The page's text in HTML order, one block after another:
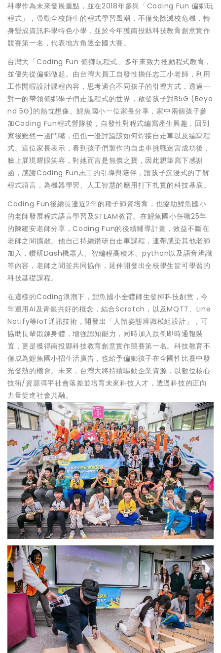
科學作為未來發展重點，並在2018年參與「Coding Fun 偏鄉玩
程式」，帶動全校師生的程式學習風潮，不僅免除滅校危機，轉
身變成資訊科學特色小學，並於今年獲南投縣科技教育創意實作
競賽第一名，代表地方角逐全國大賽。
台灣大「Coding Fun 偏鄉玩程式」多年來致力推動程式教育，
並優先從偏鄉做起。由台灣大員工自發性擔任志工小老師，利用
工作閒暇設計課程內容，思考適合不同孩子的引導方式，透過一
對一的帶領偏鄉學子們走進程式的世界，啟發孩子對B5G (Beyo
nd 5G)的熱忱想像。鯉魚國小一位家長分享，家中兩個孩子參
加Coding Fun程式營隊後，自發性對程式編寫產生興趣，回到
家後雖然一邊鬥嘴，但也一邊討論該如何焊接自走車以及編寫程
式。這位家長表示，看到孩子們製作的自走車挑戰迷宮成功後，
臉上展現耀眼笑容，對她而言是無價之寶，因此親筆寫下感謝
函，感謝Coding Fun志工的引導與陪伴，讓孩子沉浸式的了解
程式語言，為機器學習、人工智慧的應用打下扎實的科技基底。
Coding Fun後續長達近2年的種子師資培育，也協助鯉魚國小
的老師發展程式語言學習及STEAM教育。在鯉魚國小任職25年
的陳建安老師分享，Coding Fun的後續輔導計畫，效益不斷在
老師之間擴散。他自己持續鑽研自走車課程，連帶感染其他老師
加入，鑽研Dash機器人、智編程高積木、python以及語音辨識
等內容，老師之間並共同協作，延伸開發出全校學生皆可學習的
科技基礎課程。
在這樣的Coding浪潮下，鯉魚國小全體師生發揮科技創意，今
年運用AI及青銀共好的概念，結合Scratch，以及MQTT、Line
Notify等IoT通訊技術，開發出「人體姿態辨識模組設計」，可
協助長輩鍛鍊身體，增強認知能力，同時加入跌倒即時通報裝
置，更是獲得南投縣科技教育創意實作競賽第一名。科技教育不
僅成為鯉魚國小招生活廣告，也給予偏鄉孩子在全國性比賽中發
光發熱的機會。未來，台灣大將持續驅動企業資源，以數位核心
技術/資源弭平社會落差並培育未來科技人才，透過科技的正向
力量促進社會共融。